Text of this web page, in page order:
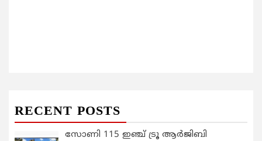
RECENT POSTS
സോണി 115 ഇഞ്ച് ട്രൂ ആർജിബി